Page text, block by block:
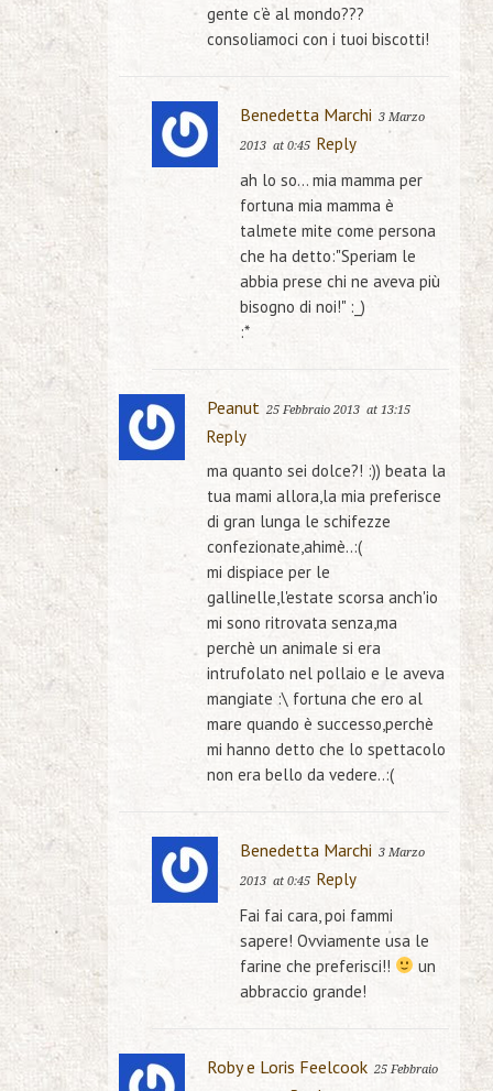
gente c’è al mondo???
consoliamoci con i tuoi biscotti!
Benedetta Marchi 3 Marzo
2013 at 0:45 Reply
ah lo so… mia mamma per
fortuna mia mamma è
talmete mite come persona
che ha detto:"Speriam le
abbia prese chi ne aveva più
bisogno di noi!" :_)
:*
Peanut 25 Febbraio 2013 at 13:15
Reply
ma quanto sei dolce?! :)) beata la
tua mami allora,la mia preferisce
di gran lunga le schifezze
confezionate,ahimè..:(
mi dispiace per le
gallinelle,l'estate scorsa anch'io
mi sono ritrovata senza,ma
perchè un animale si era
intrufolato nel pollaio e le aveva
mangiate :\ fortuna che ero al
mare quando è successo,perchè
mi hanno detto che lo spettacolo
non era bello da vedere..:(
Benedetta Marchi 3 Marzo
2013 at 0:45 Reply
Fai fai cara, poi fammi
sapere! Ovviamente usa le
farine che preferisci!!
un
abbraccio grande!
Roby e Loris Feelcook 25 Febbraio